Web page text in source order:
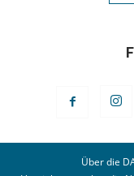
Über die